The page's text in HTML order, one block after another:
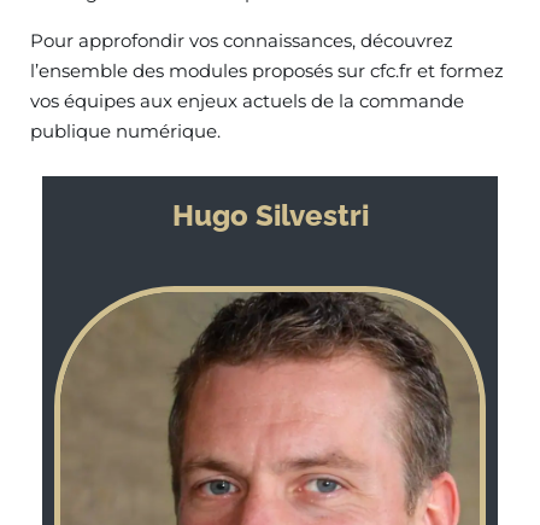
Pour approfondir vos connaissances, découvrez
l’ensemble des modules proposés sur cfc.fr et formez
vos équipes aux enjeux actuels de la commande
publique numérique.
Hugo Silvestri